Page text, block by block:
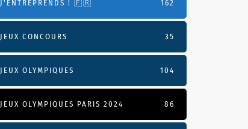
J'ENTREPRENDS ! 🇫🇷 162
JEUX CONCOURS 35
JEUX OLYMPIQUES 104
JEUX OLYMPIQUES PARIS 2024 86